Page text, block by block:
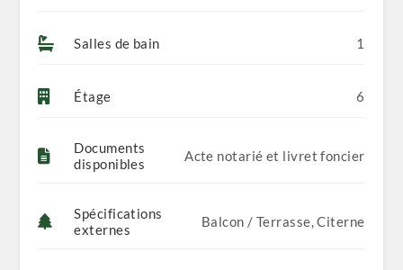
Salles de bain 1
Étage 6
Documents
disponibles
Acte notarié et livret foncier
Spécifications
externes
Balcon / Terrasse, Citerne